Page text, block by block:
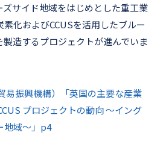
サイド地域をはじめとした重工業
化およびCCUSを活用したブルー
造するプロジェクトが進んでいま
易振興機構）「英国の主要な産業
プロジェクトの動向 ～イング
地域～」p4